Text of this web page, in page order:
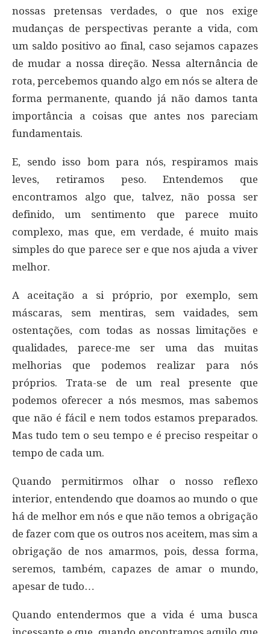
nossas pretensas verdades, o que nos exige
mudanças de perspectivas perante a vida, com
um saldo positivo ao final, caso sejamos capazes
de mudar a nossa direção. Nessa alternância de
rota, percebemos quando algo em nós se altera de
forma permanente, quando já não damos tanta
importância a coisas que antes nos pareciam
fundamentais.
E, sendo isso bom para nós, respiramos mais
leves, retiramos peso. Entendemos que
encontramos algo que, talvez, não possa ser
definido, um sentimento que parece muito
complexo, mas que, em verdade, é muito mais
simples do que parece ser e que nos ajuda a viver
melhor.
A aceitação a si próprio, por exemplo, sem
máscaras, sem mentiras, sem vaidades, sem
ostentações, com todas as nossas limitações e
qualidades, parece-me ser uma das muitas
melhorias que podemos realizar para nós
próprios. Trata-se de um real presente que
podemos oferecer a nós mesmos, mas sabemos
que não é fácil e nem todos estamos preparados.
Mas tudo tem o seu tempo e é preciso respeitar o
tempo de cada um.
Quando permitirmos olhar o nosso reflexo
interior, entendendo que doamos ao mundo o que
há de melhor em nós e que não temos a obrigação
de fazer com que os outros nos aceitem, mas sim a
obrigação de nos amarmos, pois, dessa forma,
seremos, também, capazes de amar o mundo,
apesar de tudo…
Quando entendermos que a vida é uma busca